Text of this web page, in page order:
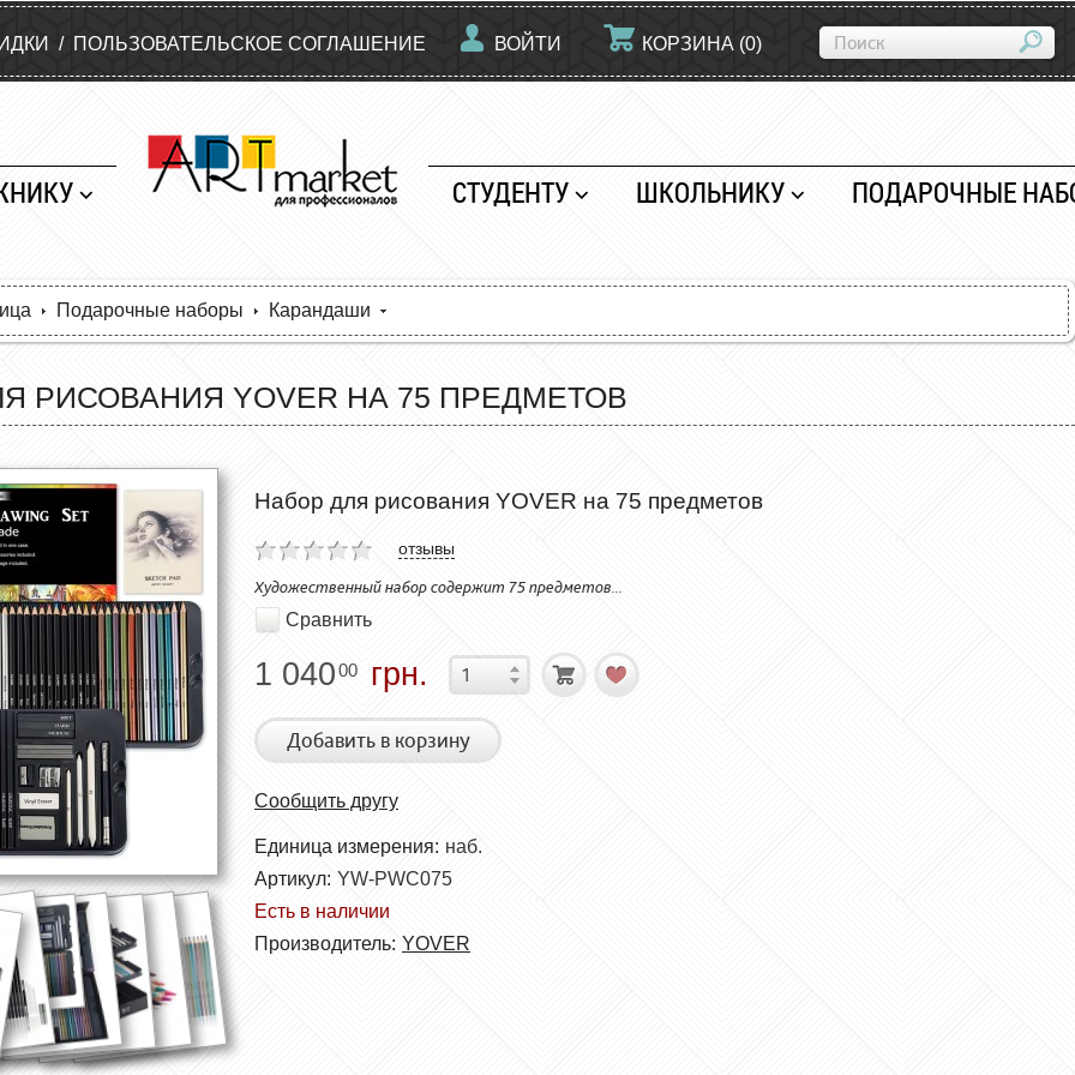
/ ПОЛЬЗОВАТЕЛЬСКОЕ СОГЛАШЕНИЕ ВОЙТИ КОРЗИНА (0)
СТУДЕНТУ ШКОЛЬНИКУ ПОДАРОЧНЫЕ
Подарочные наборы Карандаши
РИСОВАНИЯ YOVER НА 75 ПРЕДМЕТОВ
Набор для рисования YOVER на 75 предметов
отзывы
Художественный набор содержит 75 предметов...
Сравнить
1 04000 грн.
Добавить в корзину
Сообщить другу
Единица измерения: наб.
Артикул: YW-PWC075
Есть в наличии
Производитель: YOVER